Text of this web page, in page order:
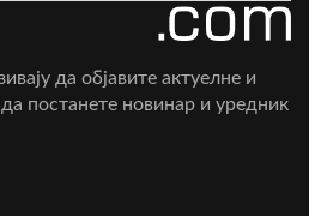
да објавите актуелне и
постанете новинар и уредник